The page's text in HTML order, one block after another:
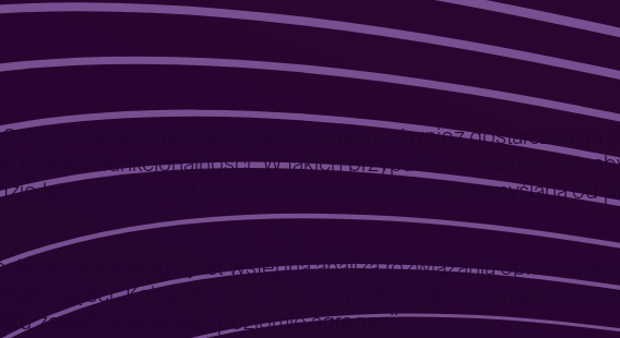
z zewnętrznym oprogramowaniem, również dostarczanym
nowych funkcjonalności. W takich przypadkach ważne jest,
lessons learned, ale realizowały wspólną, przemyślaną od
przyrostowego jest wstępna analiza rozwiązania
części. Kolejnym etapem tego podejścia, obejmującym
zadań na wysokim poziomie agregacji.